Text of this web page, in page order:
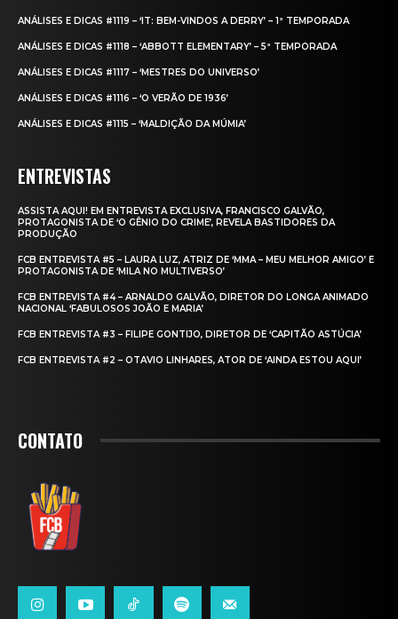
ANÁLISES E DICAS #1119 – ‘IT: BEM-VINDOS A DERRY’ – 1ª TEMPORADA
ANÁLISES E DICAS #1118 – ‘ABBOTT ELEMENTARY’ – 5ª TEMPORADA
ANÁLISES E DICAS #1117 – ‘MESTRES DO UNIVERSO’
ANÁLISES E DICAS #1116 – ‘O VERÃO DE 1936’
ANÁLISES E DICAS #1115 – ‘MALDIÇÃO DA MÚMIA’
ENTREVISTAS
ASSISTA AQUI! EM ENTREVISTA EXCLUSIVA, FRANCISCO GALVÃO,
PROTAGONISTA DE ‘O GÊNIO DO CRIME’, REVELA BASTIDORES DA
PRODUÇÃO
FCB ENTREVISTA #5 – LAURA LUZ, ATRIZ DE ‘MMA – MEU MELHOR AMIGO’ E
PROTAGONISTA DE ‘MILA NO MULTIVERSO’
FCB ENTREVISTA #4 – ARNALDO GALVÃO, DIRETOR DO LONGA ANIMADO
NACIONAL ‘FABULOSOS JOÃO E MARIA’
FCB ENTREVISTA #3 – FILIPE GONTIJO, DIRETOR DE ‘CAPITÃO ASTÚCIA’
FCB ENTREVISTA #2 – OTAVIO LINHARES, ATOR DE ‘AINDA ESTOU AQUI’
CONTATO